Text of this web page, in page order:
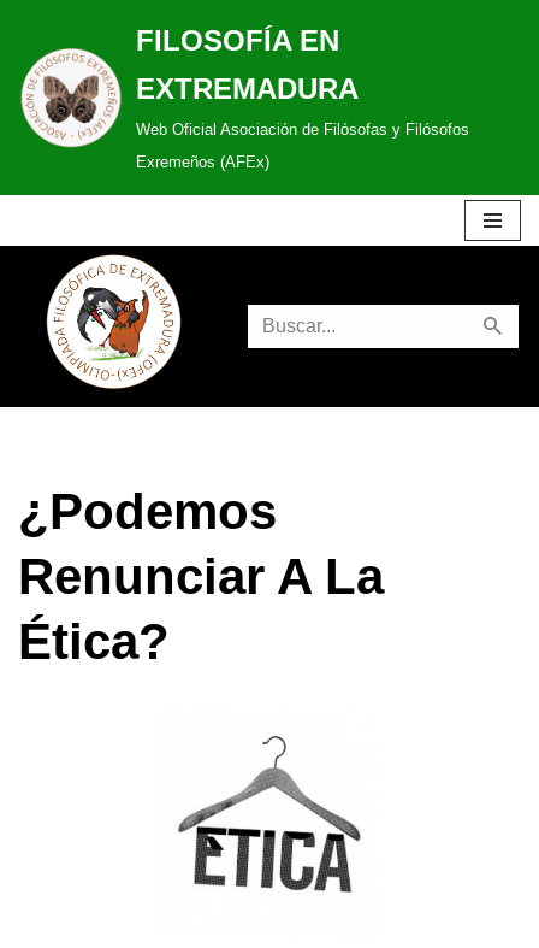
Saltar
al
contenido
FILOSOFÍA EN
EXTREMADURA
Web Oficial Asociación de Filósofas y Filósofos
Exremeños (AFEx)
¿Podemos
Renunciar A La
Ética?